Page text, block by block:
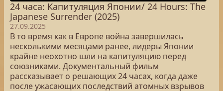
24 часа: Капитуляция Японии/ 24 Hours: The
Japanese Surrender (2025)
27.09.2025
В то время как в Европе война завершилась
несколькими месяцами ранее, лидеры Японии
крайне неохотно шли на капитуляцию перед
союзниками. Документальный фильм
рассказывает о решающих 24 часах, когда даже
после ужасающих последствий атомных взрывов